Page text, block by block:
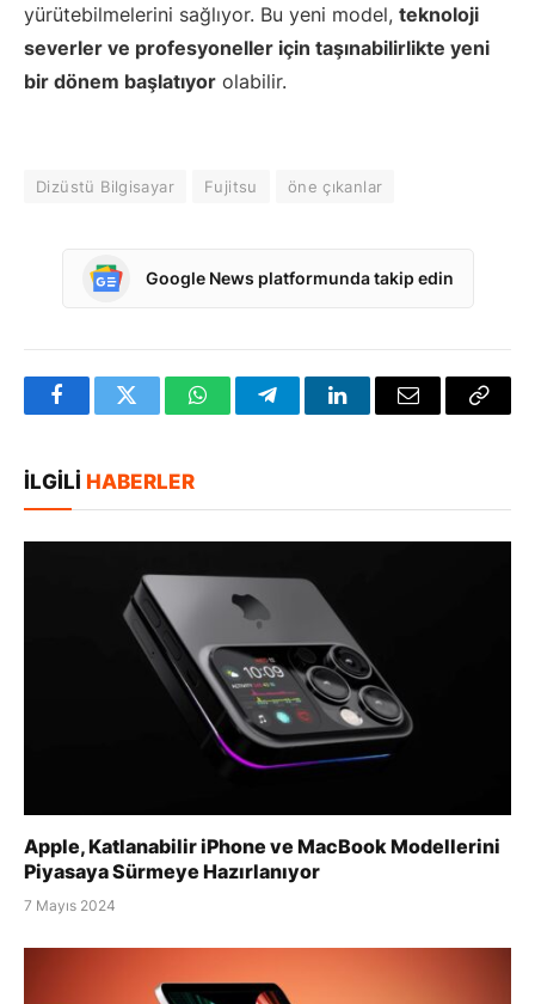
yürütebilmelerini sağlıyor. Bu yeni model, teknoloji
severler ve profesyoneller için taşınabilirlikte yeni
bir dönem başlatıyor olabilir.
Dizüstü Bilgisayar Fujitsu öne çıkanlar
Google News platformunda takip edin
FacebookTwitter WhatsAppTelegramLinkedInE-
İLGILI HABERLER
Apple, Katlanabilir iPhone ve MacBook Modellerini
Piyasaya Sürmeye Hazırlanıyor
7 Mayıs 2024